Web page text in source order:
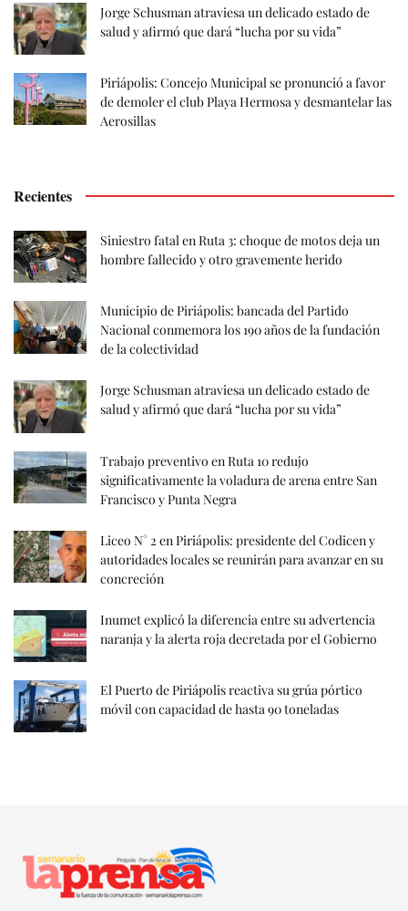
Jorge Schusman atraviesa un delicado estado de
salud y afirmó que dará “lucha por su vida”
Piriápolis: Concejo Municipal se pronunció a favor
de demoler el club Playa Hermosa y desmantelar las
Aerosillas
Recientes
Siniestro fatal en Ruta 3: choque de motos deja un
hombre fallecido y otro gravemente herido
Municipio de Piriápolis: bancada del Partido
Nacional conmemora los 190 años de la fundación
de la colectividad
Jorge Schusman atraviesa un delicado estado de
salud y afirmó que dará “lucha por su vida”
Trabajo preventivo en Ruta 10 redujo
significativamente la voladura de arena entre San
Francisco y Punta Negra
Liceo N° 2 en Piriápolis: presidente del Codicen y
autoridades locales se reunirán para avanzar en su
concreción
Inumet explicó la diferencia entre su advertencia
naranja y la alerta roja decretada por el Gobierno
El Puerto de Piriápolis reactiva su grúa pórtico
móvil con capacidad de hasta 90 toneladas